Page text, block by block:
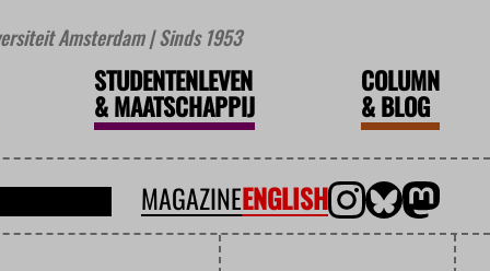
Amsterdam | Sinds 1953
STUDENTENLEVEN
&MAATSCHAPPIJ
COLUMN
&BLOG
MAGAZINEENGLISH